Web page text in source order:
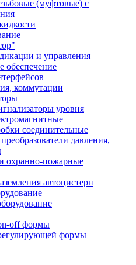
(муфтовые) с
и управления
обеспечение
коммутации
уровня
соединительные
давления,
охранно-пожарные
автоцистерн
off формы
формы